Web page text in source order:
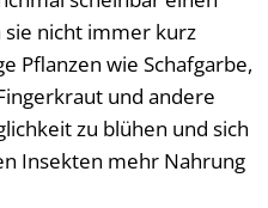
sie nicht immer kurz
Pflanzen wie Schafgarbe,
und andere
zu blühen und sich
Insekten mehr Nahrung